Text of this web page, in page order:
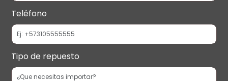
Teléfono
Tipo de repuesto